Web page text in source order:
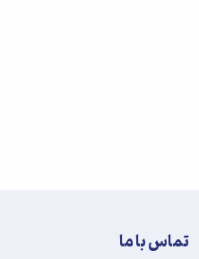
تماس با ما